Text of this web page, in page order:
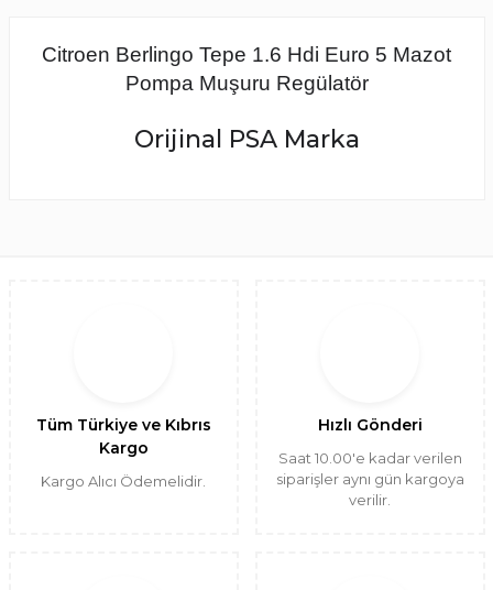
Citroen Berlingo Tepe 1.6 Hdi Euro 5 Mazot
Pompa Muşuru Regülatör
Orijinal PSA Marka
Tüm Türkiye ve Kıbrıs
Kargo
Kargo Alıcı Ödemelidir.
Hızlı Gönderi
Saat 10.00'e kadar verilen
siparişler aynı gün kargoya
verilir.